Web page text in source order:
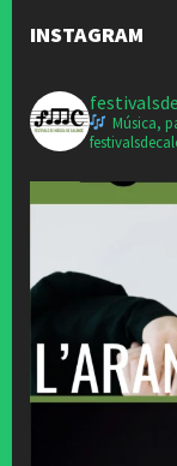
INSTAGRAM
Música,